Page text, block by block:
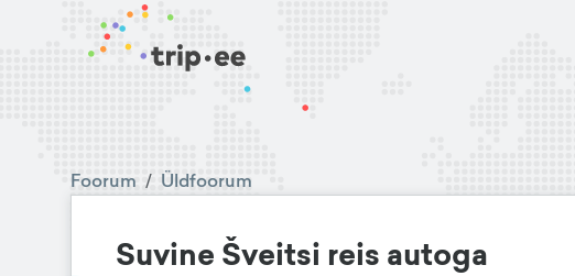
Foorum / Üldfoorum
Suvine Šveitsi reis autoga